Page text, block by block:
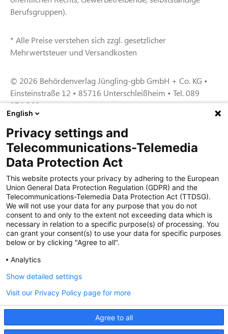
Berufsgruppen).
* Alle Preise verstehen sich zzgl. gesetzlicher
Mehrwertsteuer und Versandkosten
© 2026 Behördenverlag Jüngling-gbb GmbH + Co. KG •
Einsteinstraße 12 • 85716 Unterschleißheim • Tel. 089
374 360
Zertifiziert für das Sicherheitsmanagem
entsystem unter TU4® durch TÜViT Essen
Zertifiziert für das QM-System nach DIN EN
ISO 9001: 2015, Reg.-Nr. 44 100 091350
durch TÜV NORD CERT
Zertifiziert für Sicherheits- und
Zertifiziert als qualifiziertes Unternehmen für
öffentliche Aufträge durch das ABZ Bayern
im Auftrag der IHK und Handwerks-
English
Privacy settings and
Telecommunications-Telemedia
Data Protection Act
This website protects your privacy by adhering to the European
Union General Data Protection Regulation (GDPR) and the
Telecommunications-Telemedia Data Protection Act (TTDSG).
We will not use your data for any purpose that you do not
consent to and only to the extent not exceeding data which is
necessary in relation to a specific purpose(s) of processing. You
can grant your consent(s) to use your data for specific purposes
below or by clicking "Agree to all".
Analytics
Agree to all
Show detailed settings
Visit our Privacy Policy page for more